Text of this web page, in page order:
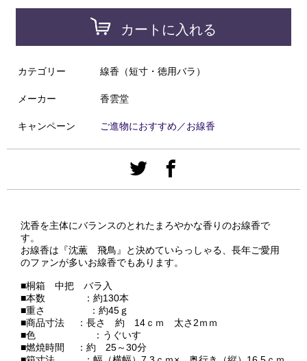
カートに入れる
カテゴリー 線香（短寸・徳用バラ）
メーカー 香雲堂
キャンペーン ご進物におすすめ／お線香
沈香を主体にバランスのとれたまろやかな香りのお線香で
す。
お線香は『沈薫 飛鳥』と決めていらっしゃる、長年ご愛用
のファンが多いお線香でもあります。
■桐箱 中把 バラ入
■本数 ：約130本
■重さ ：約45ｇ
■商品寸法 ：長さ 約 14ｃｍ 太さ2ｍｍ
■色 ：うぐいす
■燃焼時間 ：約 25～30分